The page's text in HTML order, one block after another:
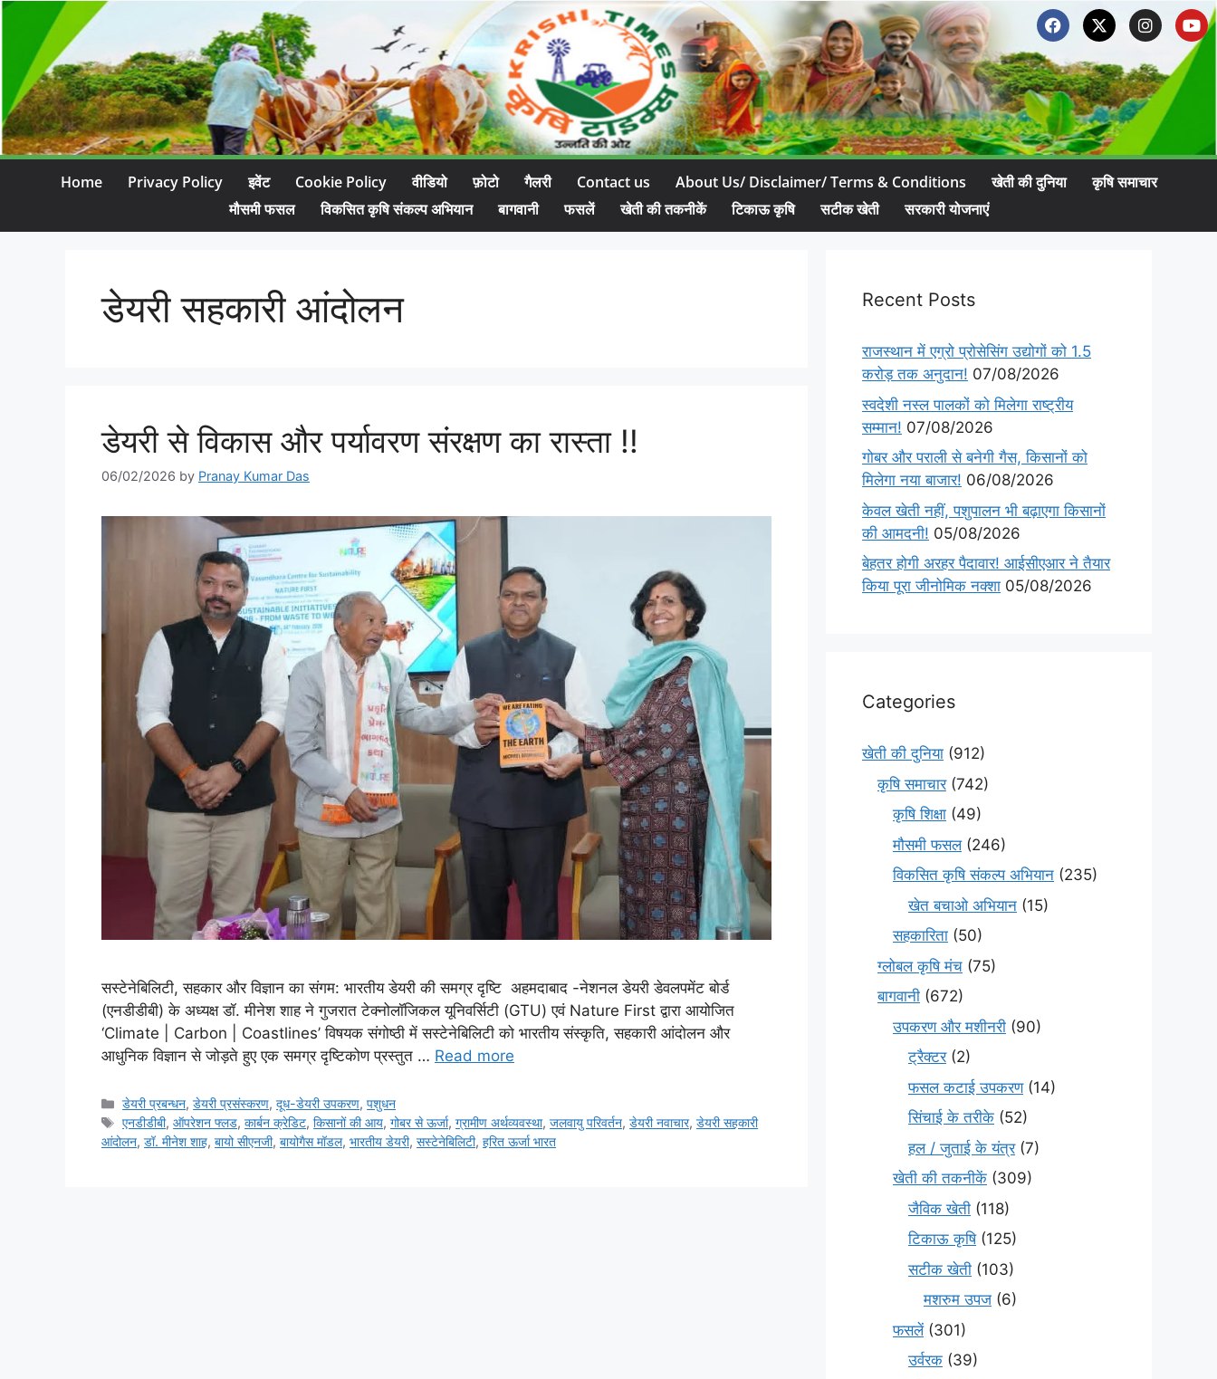
Home Privacy Policy इवेंट Cookie Policy वीडियो फ़ोटो गैलरी Contact us About Us/ Disclaimer/ Terms & Conditions खेती की दुनिया
कृषि समाचार
मौसमी फसल
विकसित कृषि संकल्प अभियान बागवानी फसलें खेती की तकनीकें टिकाऊ कृषि सटीक खेती सरकारी योजनाएं
डेयरी सहकारी आंदोलन
डेयरी से विकास और पर्यावरण संरक्षण का रास्ता !!
06/02/2026 by Pranay Kumar Das
सस्टेनेबिलिटी, सहकार और विज्ञान का संगम: भारतीय डेयरी की समग्र दृष्टि अहमदाबाद -नेशनल डेयरी डेवलपमेंट बोर्ड
(एनडीडीबी) के अध्यक्ष डॉ. मीनेश शाह ने गुजरात टेक्नोलॉजिकल यूनिवर्सिटी (GTU) एवं Nature First द्वारा आयोजित
‘Climate | Carbon | Coastlines’ विषयक संगोष्ठी में सस्टेनेबिलिटी को भारतीय संस्कृति, सहकारी आंदोलन और
आधुनिक विज्ञान से जोड़ते हुए एक समग्र दृष्टिकोण प्रस्तुत … Read more
डेयरी प्रबन्धन,डेयरी प्रसंस्करण,दूध-डेयरी उपकरण,पशुधन
एनडीडीबी,ऑपरेशन फ्लड,कार्बन क्रेडिट,किसानों की आय,गोबर से ऊर्जा,ग्रामीण अर्थव्यवस्था,जलवायु परिवर्तन,डेयरी नवाचार,डेयरी सहकारी
आंदोलन, डॉ. मीनेश शाह, बायो सीएनजी, बायोगैस मॉडल, भारतीय डेयरी, सस्टेनेबिलिटी, हरित ऊर्जा भारत
Recent Posts
राजस्थान में एग्रो प्रोसेसिंग उद्योगों को 1.5
करोड़ तक अनुदान! 07/08/2026
स्वदेशी नस्ल पालकों को मिलेगा राष्ट्रीय
सम्मान! 07/08/2026
गोबर और पराली से बनेगी गैस, किसानों को
मिलेगा नया बाजार! 06/08/2026
केवल खेती नहीं, पशुपालन भी बढ़ाएगा किसानों
की आमदनी! 05/08/2026
बेहतर होगी अरहर पैदावार! आईसीएआर ने तैयार
किया पूरा जीनोमिक नक्शा 05/08/2026
Categories
खेती की दुनिया (912)
कृषि समाचार(742)
कृषि शिक्षा (49)
मौसमी फसल(246)
विकसित कृषि संकल्प अभियान (235)
खेत बचाओ अभियान (15)
सहकारिता (50)
ग्लोबल कृषि मंच (75)
बागवानी (672)
उपकरण और मशीनरी (90)
ट्रैक्टर(2)
फसल कटाई उपकरण(14)
सिंचाई के तरीके (52)
हल / जुताई के यंत्र(7)
खेती की तकनीकें (309)
जैविक खेती (118)
टिकाऊ कृषि(125)
सटीक खेती (103)
मशरुम उपज (6)
फसलें(301)
उर्वरक (39)